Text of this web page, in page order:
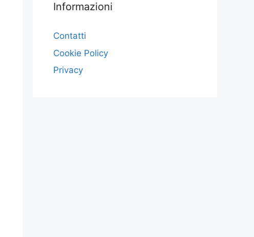
Informazioni
Contatti
Cookie Policy
Privacy